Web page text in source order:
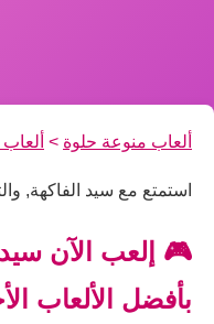
ألعاب منوعة حلوة > ألعاب
استمتع مع سيد الفاكهة,
🎮 إلعب الآن سيد
بأفضل الألعاب